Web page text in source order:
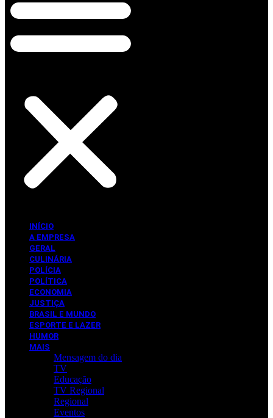
INÍCIO
A EMPRESA
GERAL
CULINÁRIA
POLÍCIA
POLÍTICA
ECONOMIA
JUSTIÇA
BRASIL E MUNDO
ESPORTE E LAZER
HUMOR
MAIS
Mensagem do dia
TV
Educação
TV Regional
Regional
Eventos